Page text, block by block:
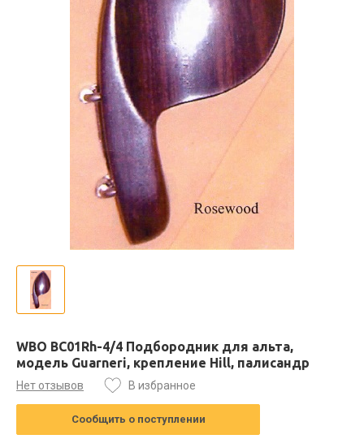
WBO BC01Rh-4/4 Подбородник для альта,
модель Guarneri, крепление Hill, палисандр
Нет отзывов В избранное
Сообщить о поступлении